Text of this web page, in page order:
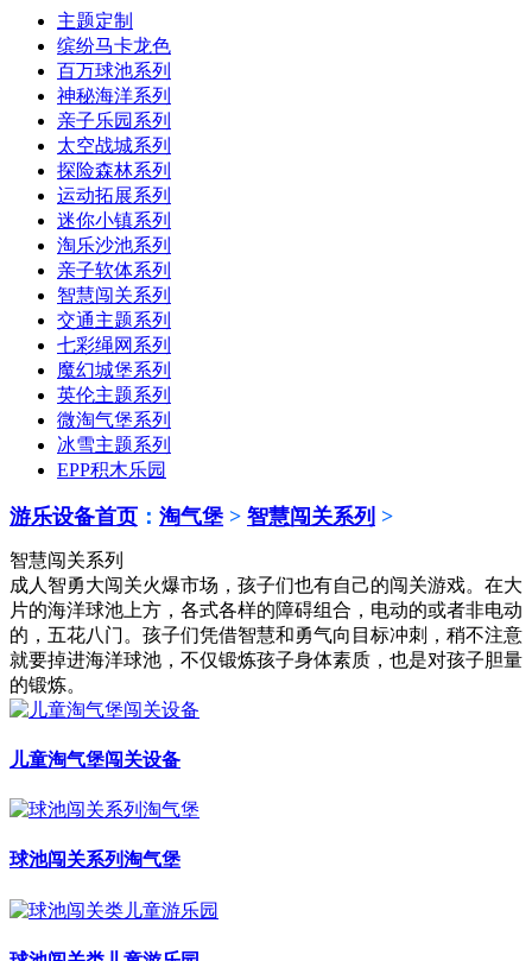
主题定制
缤纷马卡龙色
百万球池系列
神秘海洋系列
亲子乐园系列
太空战城系列
探险森林系列
运动拓展系列
迷你小镇系列
淘乐沙池系列
亲子软体系列
智慧闯关系列
交通主题系列
七彩绳网系列
魔幻城堡系列
英伦主题系列
微淘气堡系列
冰雪主题系列
EPP积木乐园
游乐设备首页 ： 淘气堡 > 智慧闯关系列 >
智慧闯关系列
成人智勇大闯关火爆市场，孩子们也有自己的闯关游戏。在大
片的海洋球池上方，各式各样的障碍组合，电动的或者非电动
的，五花八门。孩子们凭借智慧和勇气向目标冲刺，稍不注意
就要掉进海洋球池，不仅锻炼孩子身体素质，也是对孩子胆量
的锻炼。
儿童淘气堡闯关设备
球池闯关系列淘气堡